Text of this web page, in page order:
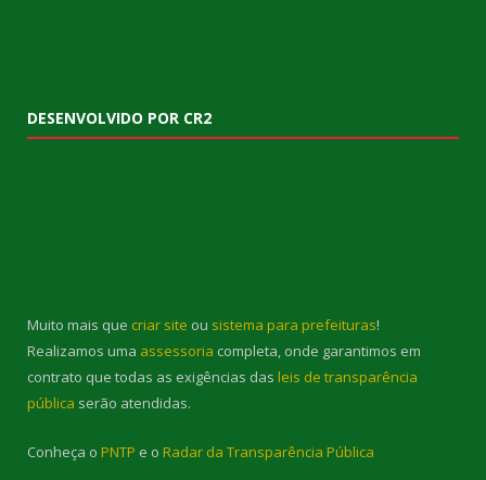
DESENVOLVIDO POR CR2
Muito mais que criar site ou sistema para prefeituras!
Realizamos uma assessoria completa, onde garantimos em
contrato que todas as exigências das leis de transparência
pública serão atendidas.
Conheça o PNTP e o Radar da Transparência Pública